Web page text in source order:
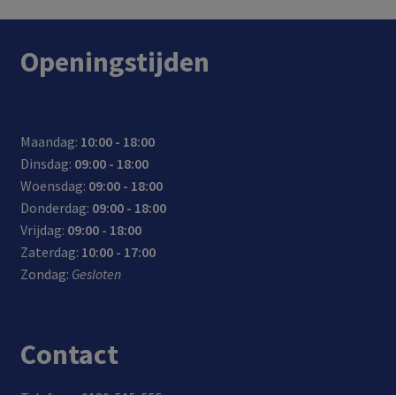
Openingstijden
Maandag: 10:00 - 18:00
Dinsdag: 09:00 - 18:00
Woensdag: 09:00 - 18:00
Donderdag: 09:00 - 18:00
Vrijdag: 09:00 - 18:00
Zaterdag: 10:00 - 17:00
Zondag: Gesloten
Contact